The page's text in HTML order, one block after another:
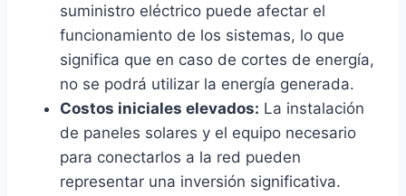
suministro eléctrico puede afectar el
funcionamiento de los sistemas, lo que
significa que en caso de cortes de energía,
no se podrá utilizar la energía generada.
Costos iniciales elevados: La instalación
de paneles solares y el equipo necesario
para conectarlos a la red pueden
representar una inversión significativa.